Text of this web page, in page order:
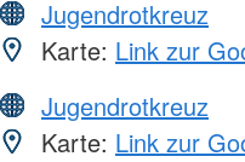
Jugendrotkreuz
Karte: Link zur
Jugendrotkreuz
Karte: Link zur